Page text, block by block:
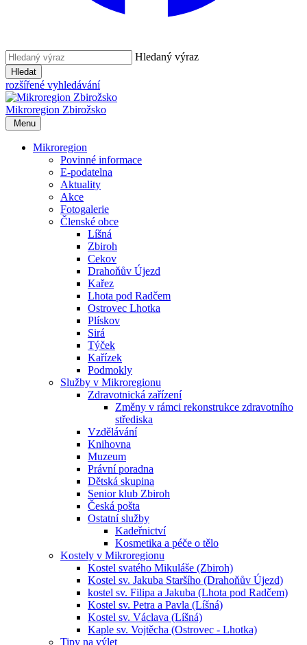
Hledaný výraz
Hledat
rozšířené vyhledávání
Mikroregion Zbirožsko
Menu
Mikroregion
Povinné informace
E-podatelna
Aktuality
Akce
Fotogalerie
Členské obce
Líšná
Zbiroh
Cekov
Drahoňův Újezd
Kařez
Lhota pod Radčem
Ostrovec Lhotka
Plískov
Sirá
Týček
Kařízek
Podmokly
Služby v Mikroregionu
Zdravotnická zařízení
Změny v rámci rekonstrukce zdravotního
střediska
Vzdělávání
Knihovna
Muzeum
Právní poradna
Dětská skupina
Senior klub Zbiroh
Česká pošta
Ostatní služby
Kadeřnictví
Kosmetika a péče o tělo
Kostely v Mikroregionu
Kostel svatého Mikuláše (Zbiroh)
Kostel sv. Jakuba Staršího (Drahoňův Újezd)
kostel sv. Filipa a Jakuba (Lhota pod Radčem)
Kostel sv. Petra a Pavla (Líšná)
Kostel sv. Václava (Líšná)
Kaple sv. Vojtěcha (Ostrovec - Lhotka)
Tipy na výlet